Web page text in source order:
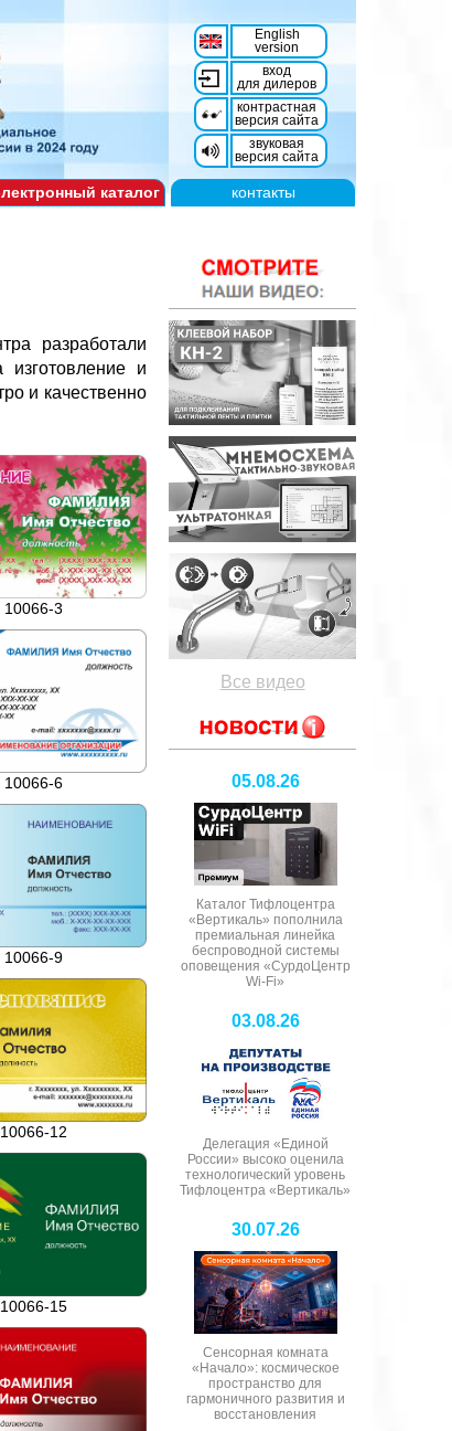
English
version
вход
для дилеров
контрастная
версия сайта
звуковая
версия сайта
каталог контакты
разработали
изготовление и
и качественно
10066-3
10066-6
10066-9
12
15
Все видео
05.08.26
Каталог Тифлоцентра
«Вертикаль» пополнила
премиальная линейка
беспроводной системы
оповещения «СурдоЦентр
Wi-Fi»
03.08.26
Делегация «Единой
России» высоко оценила
технологический уровень
Тифлоцентра «Вертикаль»
30.07.26
Сенсорная комната
«Начало»: космическое
пространство для
гармоничного развития и
восстановления